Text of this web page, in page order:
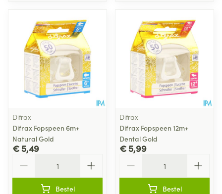
Difrax
Difrax Fopspeen 6m+
Natural Gold
€ 5,49
Bestel
Difrax
Difrax Fopspeen 12m+
Dental Gold
€ 5,99
Bestel